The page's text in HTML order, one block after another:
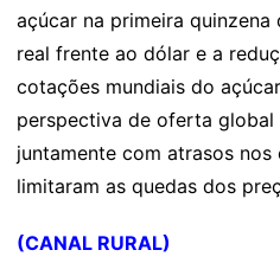
açúcar na primeira
real frente ao dólar e a
cotações mundiais do
perspectiva de oferta
juntamente com atrasos
limitaram as quedas dos
(CANAL RURAL)